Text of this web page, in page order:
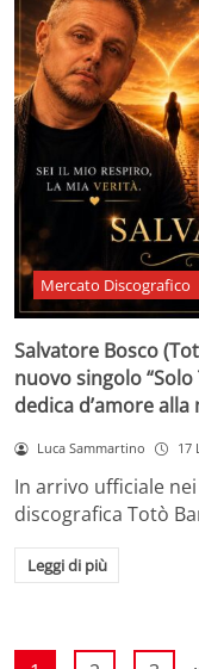
Mercato Discografico
Salvatore Bosco
nuovo singolo
dedica d’amore
Luca Sammartino 17
In arrivo ufficiale
discografica Totò
Leggi di più